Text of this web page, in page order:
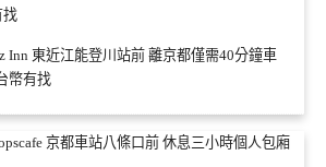
Inn 東近江能登川站前 離京都僅需40分鐘車
幣有找